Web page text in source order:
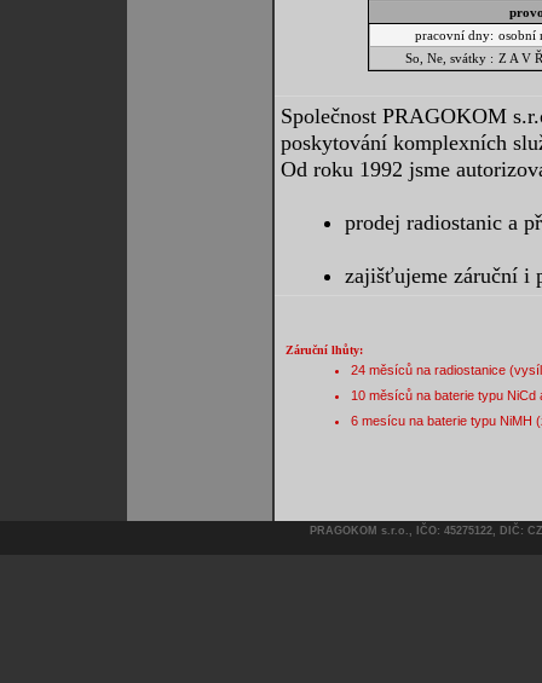
pracovní dny: osobní
So, Ne, svátky : Z A V
Společnost PRAGOKOM
poskytování komplexních
Od roku 1992 jsme
prodej radiostanic a
zajišťujeme záruční i
Záruční lhůty:
24 měsíců na radiostanice
10 měsíců na baterie typu
6 mesícu na baterie typu NiMH
PRAGOKOM s.r.o., IČO: 45275122, DIČ: